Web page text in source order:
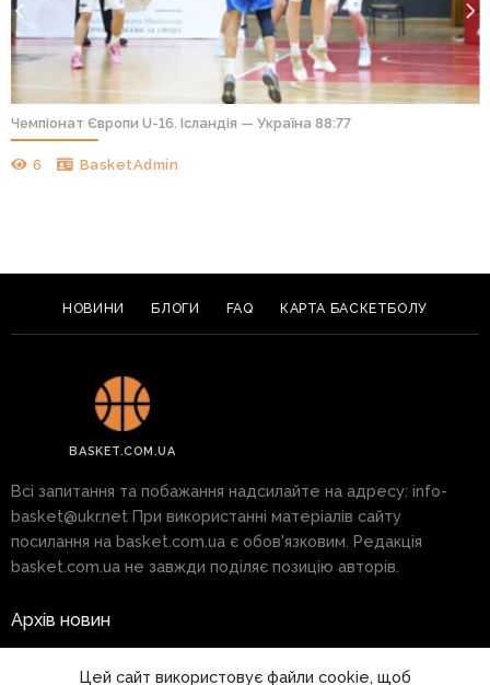
Чемпіонат Європи U-16. Ісландія — Україна 88:77
6 BasketAdmin
НОВИНИ БЛОГИ FAQ КАРТА БАСКЕТБОЛУ
BASKET.COM.UA
Всі запитання та побажання надсилайте на адресу: info-
basket@ukr.net При використанні матеріалів сайту
посилання на basket.com.ua є обов'язковим. Редакція
basket.com.ua не завжди поділяє позицію авторів.
Архів новин
Цей сайт використовує файли cookie, щоб